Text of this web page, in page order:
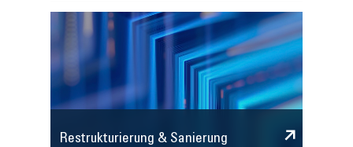
Restrukturierung & Sanierung